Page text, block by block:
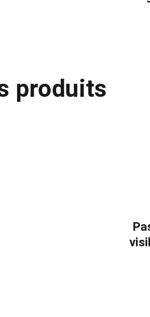
produits